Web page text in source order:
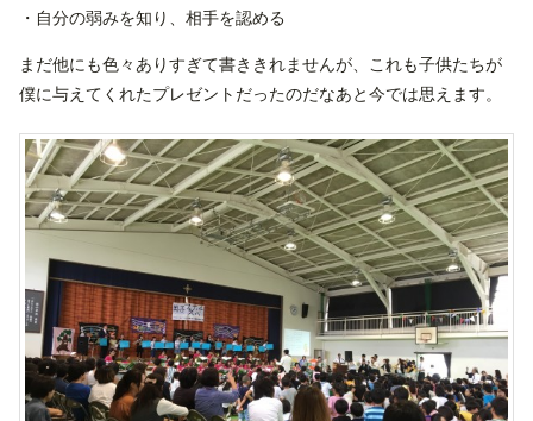
・自分の弱みを知り、相手を認める
まだ他にも色々ありすぎて書ききれませんが、これも子供たちが
僕に与えてくれたプレゼントだったのだなあと今では思えます。